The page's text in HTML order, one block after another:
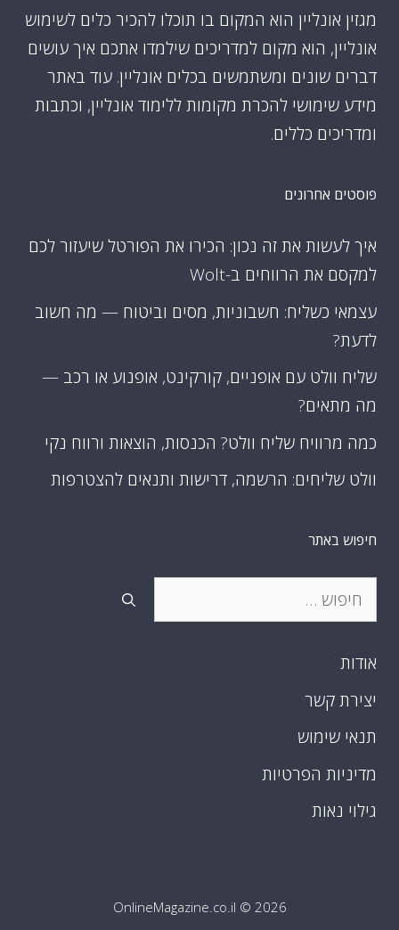
מגזין אונליין הוא המקום בו תוכלו להכיר כלים לשימוש
אונליין, הוא מקום למדריכים שילמדו אתכם איך עושים
דברים שונים ומשתמשים בכלים אונליין. עוד באתר
מידע שימושי להכרת מקומות ללימוד אונליין, וכתבות
ומדריכים כללים.
פוסטים אחרונים
איך לעשות את זה נכון: הכירו את הפורטל שיעזור לכם
למקסם את הרווחים ב-Wolt
עצמאי כשליח: חשבוניות, מסים וביטוח — מה חשוב
לדעת?
שליח וולט עם אופניים, קורקינט, אופנוע או רכב —
מה מתאים?
כמה מרוויח שליח וולט? הכנסות, הוצאות ורווח נקי
וולט שליחים: הרשמה, דרישות ותנאים להצטרפות
חיפוש באתר
חיפוש:
אודות
יצירת קשר
תנאי שימוש
מדיניות הפרטיות
גילוי נאות
OnlineMagazine.co.il © 2026